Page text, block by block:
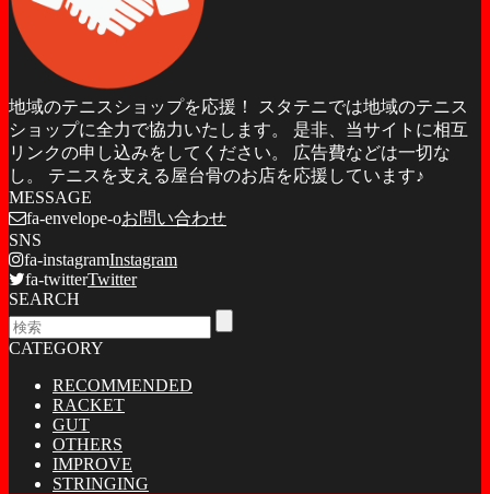
地域のテニスショップを応援！ スタテニでは地域のテニス
ショップに全力で協力いたします。 是非、当サイトに相互
リンクの申し込みをしてください。 広告費などは一切な
し。 テニスを支える屋台骨のお店を応援しています♪
MESSAGE
fa-envelope-oお問い合わせ
SNS
fa-instagramInstagram
fa-twitterTwitter
SEARCH
CATEGORY
RECOMMENDED
RACKET
GUT
OTHERS
IMPROVE
STRINGING